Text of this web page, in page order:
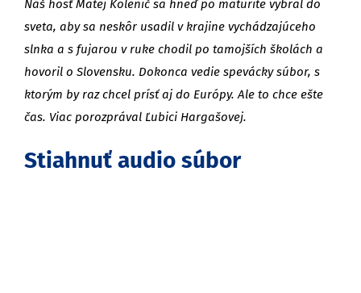
Náš hosť Matej Kolenič sa hneď po maturite vybral do
sveta, aby sa neskôr usadil v krajine vychádzajúceho
slnka a s fujarou v ruke chodil po tamojších školách a
hovoril o Slovensku. Dokonca vedie spevácky súbor, s
ktorým by raz chcel prísť aj do Európy. Ale to chce ešte
čas. Viac porozprával Ľubici Hargašovej.
Stiahnuť audio súbor